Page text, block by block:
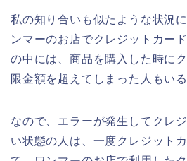
私の知り合いも似たような状況
ンマーのお店でクレジットカー
の中には、商品を購入した時に
限金額を超えてしまった人もい
なので、エラーが発生してクレ
い状態の人は、一度クレジット